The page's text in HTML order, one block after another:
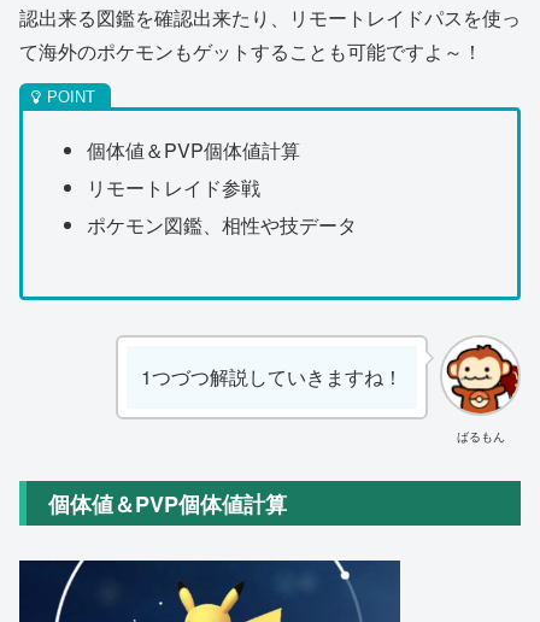
認出来る図鑑を確認出来たり、リモートレイドパスを使っ
て海外のポケモンもゲットすることも可能ですよ～！
個体値＆PVP個体値計算
リモートレイド参戦
ポケモン図鑑、相性や技データ
ばるもん
1つづつ解説していきますね！
個体値＆PVP個体値計算